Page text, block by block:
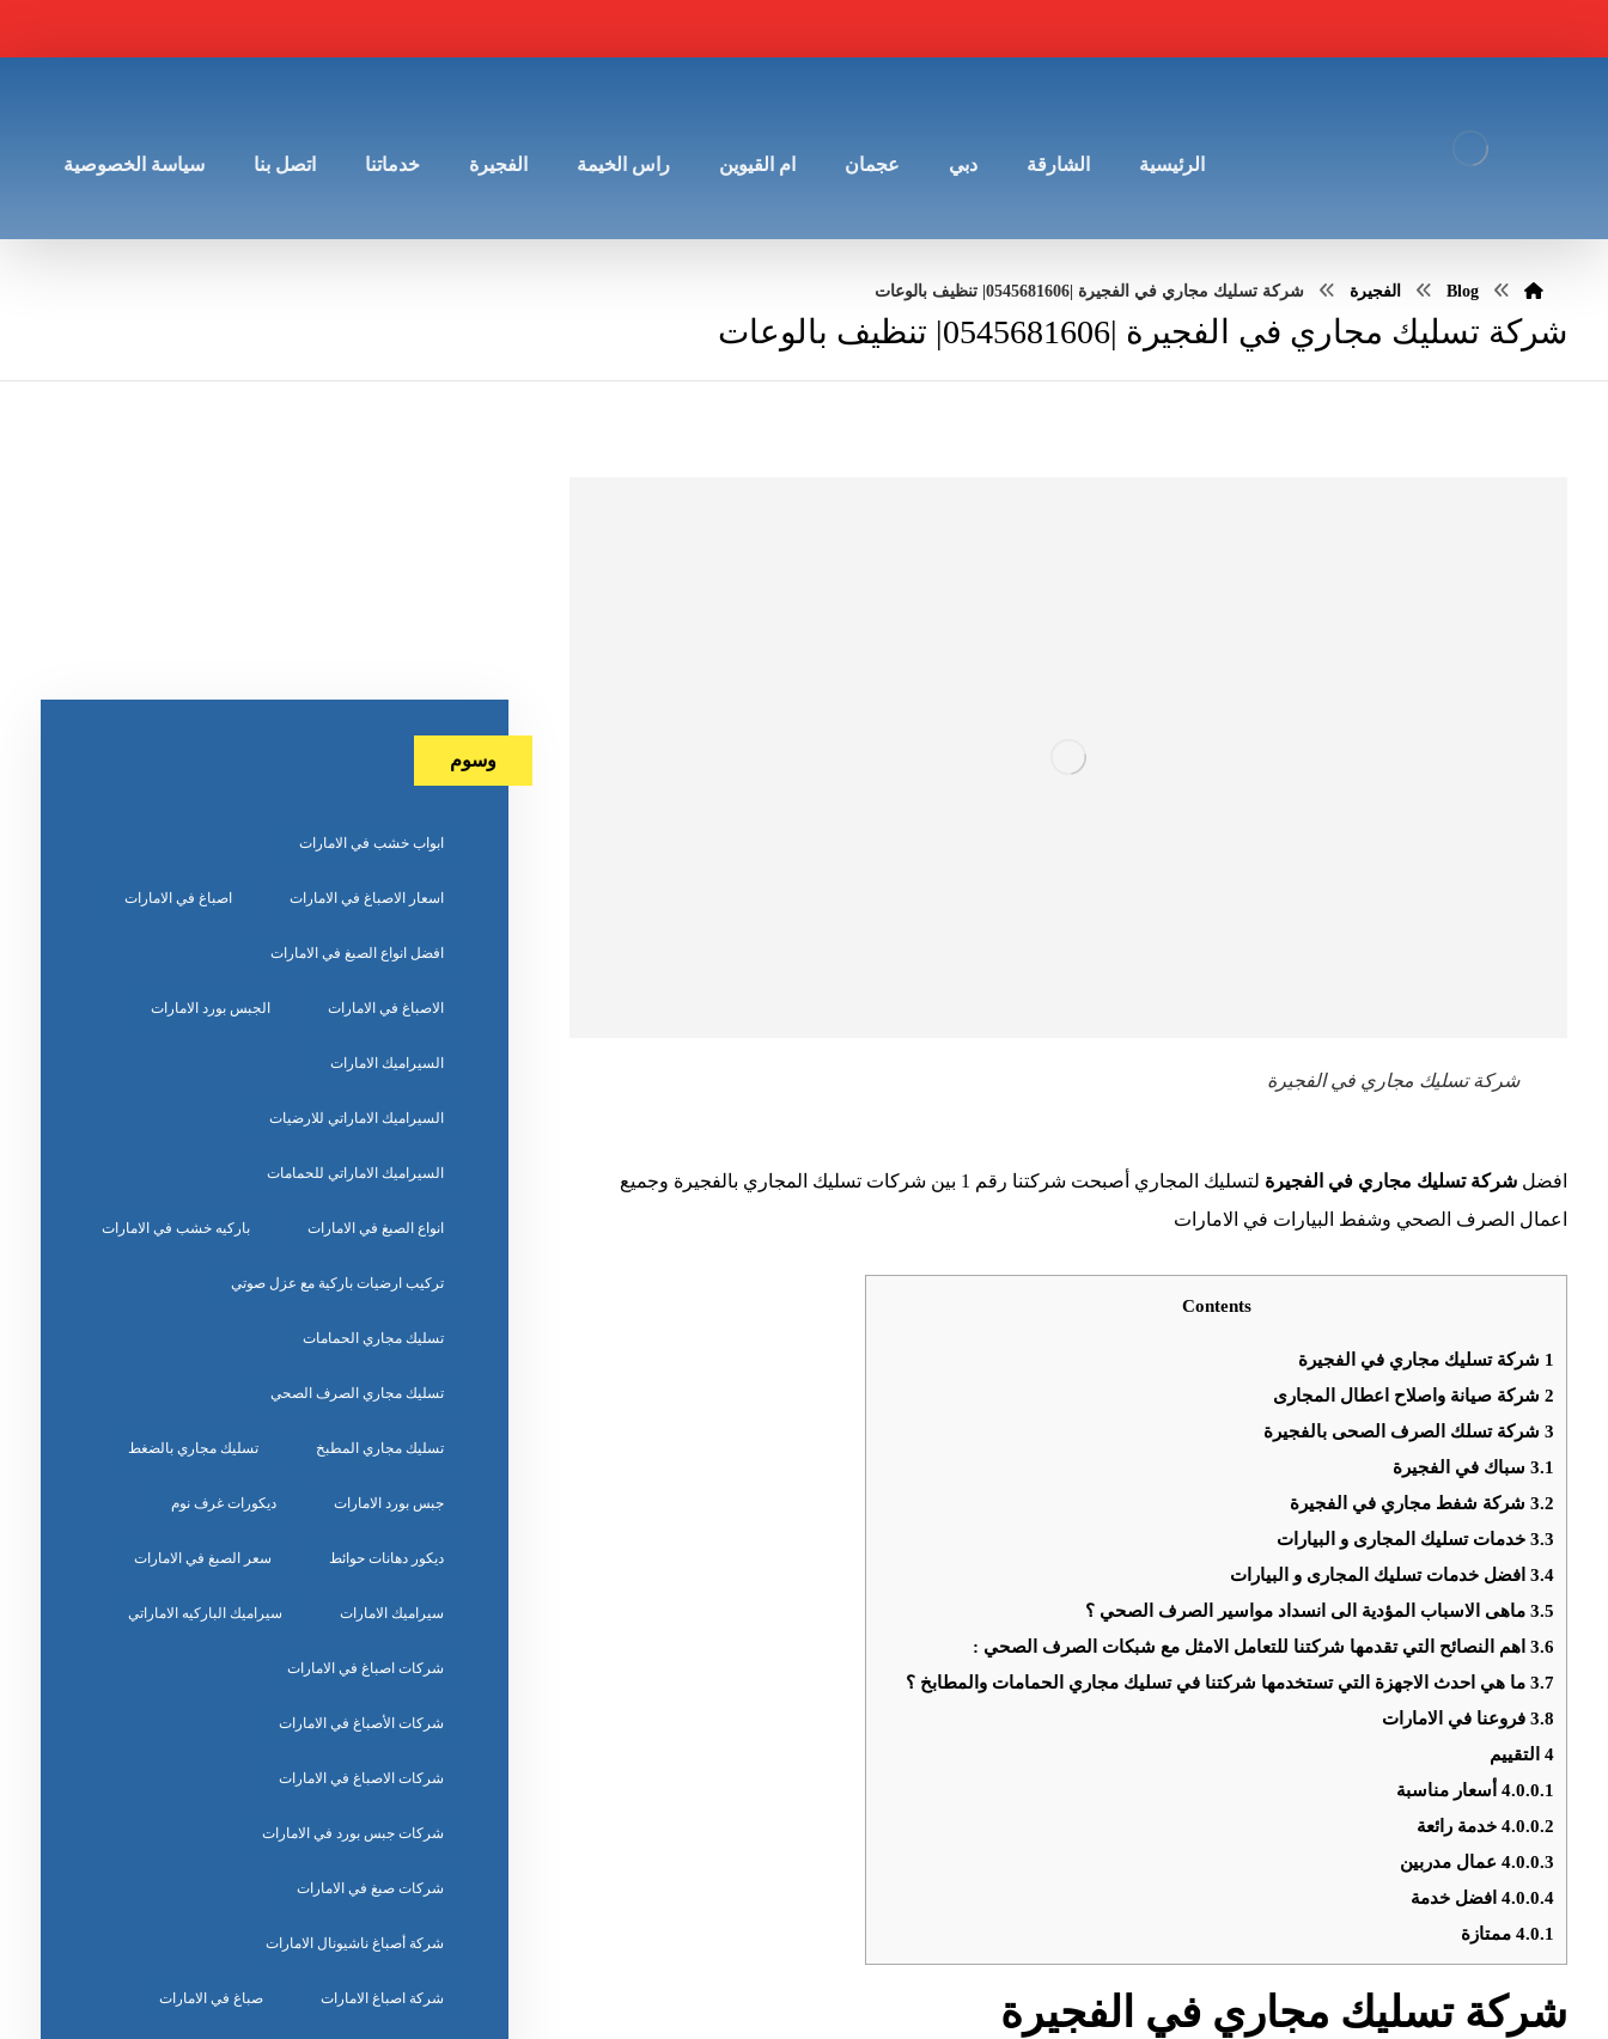
الرئيسية الشارقة دبي عجمان ام القيوين راس الخيمة الفجيرة خدماتنا اتصل بنا سياسة الخصوصية
Blog الفجيرة شركة تسليك مجاري في الفجيرة |0545681606| تنظيف بالوعات
شركة تسليك مجاري في الفجيرة |0545681606| تنظيف بالوعات
شركة تسليك مجاري في الفجيرة
افضل شركة تسليك مجاري في الفجيرة
لتسليك المجاري أصبحت شركتنا رقم 1 بين شركات تسليك المجاري بالفجيرة وجميع
اعمال الصرف الصحي وشفط البيارات في الامارات
Contents
1 شركة تسليك مجاري في الفجيرة
2شركة صيانة واصلاح اعطال المجارى
3شركة تسلك الصرف الصحى بالفجيرة
3.1سباك في الفجيرة
3.2شركة شفط مجاري في الفجيرة
3.3خدمات تسليك المجارى و البيارات
3.4افضل خدمات تسليك المجارى و البيارات
3.5ماهى الاسباب المؤدية الى انسداد مواسير الصرف الصحي ؟
3.6اهم النصائح التي تقدمها شركتنا للتعامل الامثل مع شبكات الصرف الصحي :
3.7ما هي احدث الاجهزة التي تستخدمها شركتنا في تسليك مجاري الحمامات والمطابخ ؟
3.8فروعنا في الامارات
4التقييم
4.0.0.1أسعار مناسبة
4.0.0.2خدمة رائعة
4.0.0.3عمال مدربين
4.0.0.4افضل خدمة
4.0.1ممتازة
شركة تسليك مجاري في الفجيرة
وسوم
ابواب خشب في الامارات
اسعار الاصباغ في الامارات اصباغ في الامارات
افضل انواع الصبغ في الامارات
الاصباغ في الامارات الجبس بورد الامارات
السيراميك الامارات
السيراميك الاماراتي للارضيات
السيراميك الاماراتي للحمامات
انواع الصبغ في الامارات باركيه خشب في الامارات
تركيب ارضيات باركية مع عزل صوتي
تسليك مجاري الحمامات
تسليك مجاري الصرف الصحي
تسليك مجاري المطبخ تسليك مجاري بالضغط
جبس بورد الامارات ديكورات غرف نوم
ديكور دهانات حوائط سعر الصبغ في الامارات
سيراميك الامارات سيراميك الباركيه الاماراتي
شركات اصباغ في الامارات
شركات الأصباغ في الامارات
شركات الاصباغ في الامارات
شركات جبس بورد في الامارات
شركات صبغ في الامارات
شركة أصباغ ناشيونال الامارات
شركة اصباغ الامارات صباغ في الامارات